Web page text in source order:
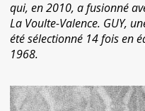
qui, en 2010, a fusionné
La Voulte-Valence. GUY,
été sélectionné 14 fois en
1968.